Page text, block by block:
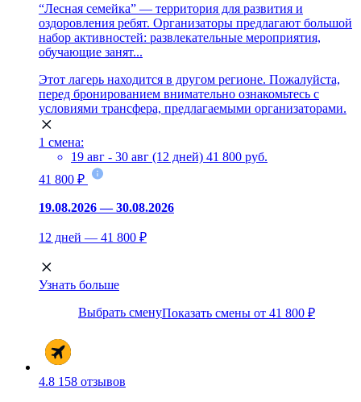
“Лесная семейка” — территория для развития и
оздоровления ребят. Организаторы предлагают большой
набор активностей: развлекательные мероприятия,
обучающие занят...
Этот лагерь находится в другом регионе. Пожалуйста,
перед бронированием внимательно ознакомьтесь с
условиями трансфера, предлагаемыми организаторами.
1 смена:
19 авг - 30 авг (12 дней) 41 800 руб.
41 800 ₽
19.08.2026 — 30.08.2026
12 дней — 41 800 ₽
Узнать больше
Выбрать сменуПоказать смены от 41 800 ₽
4.8 158 отзывов